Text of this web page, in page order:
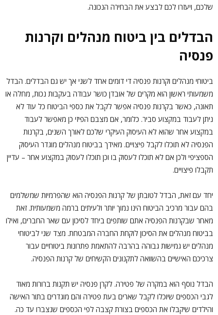
שלכם, ויעזרו לכם לבצע את הבחירה הנכונה.
הבדלים בין ביטוח מנהלים וקרנות
פנסיה
ביטוחי מנהלים וקרנות פנסיה די דומים אחד לשני אך יש גם הבדלים. הבדל
משמעותי ראשון הוא מקרים של אובדן כושר עבודה בעקבות נכות, מחלה או
תאונה, כאשר בקרנות פנסיה אפשר לקבל את כספי הביטוח כל עוד לא
ניתן לעבוד במקצוע סביר. כלומר, אם מצבם הפיזי כן מאפשר לעבוד
במקצוע אחר שהוא לא העיסוק העיקרי שלכם לאורך השנים, בקרנות
הפנסיה לא תוכלו לקבל פיצויים. מאידך בביטוח מנהלים מוגדר העיסוק
הספציפי ולכן אם לא תוכלו לעסוק בו וכן תוכלו לעסוק במקצוע אחר – עדיין
תקבלו פיצויים.
יחד עם זאת, הבדל לטובתן של קרנות הפנסיה הוא שהפרמיות שמשלמים
בהם עבור מרכיב הביטוח הינו נמוך יותר ולעיתים ברמה משמעותית. זאת
מאחר שבקרנות הפנסיה אתם שותפים ביחד לסיכון עם שאר החברים, ואילו
בביטוח מנהלים את הסיכון לוקחת החברה המבטחת. מצד שני לביטוחי
מנהלים יש גמישות גבוהה בהרבה להתאמת פתרונות ביטוחיים עבור
צרכיכם האישיים בהשוואה לתקנונים הקשיחים של קרנות הפנסיה.
הבדל נוסף הוא במקרה של פטירה. לקרן פנסיה יש תקנות ברורות מאוד
לגבי הכספים שיוכלו לקבל שארים בעת פטירה והם מוגדרים בתור האישה
והילדים שיקבלו את הכספים בצורת קצבה לפי הכספים שנצברו עד כה.